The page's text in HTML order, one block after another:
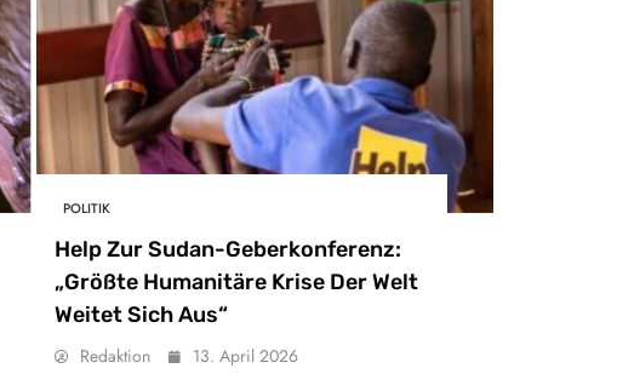
POLITIK
Help Zur Sudan-Geberkonferenz:
„Größte Humanitäre Krise Der Welt
Weitet Sich Aus“
Redaktion 13. April 2026